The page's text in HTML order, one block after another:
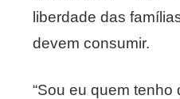
liberdade das
devem consumir.
“Sou eu quem